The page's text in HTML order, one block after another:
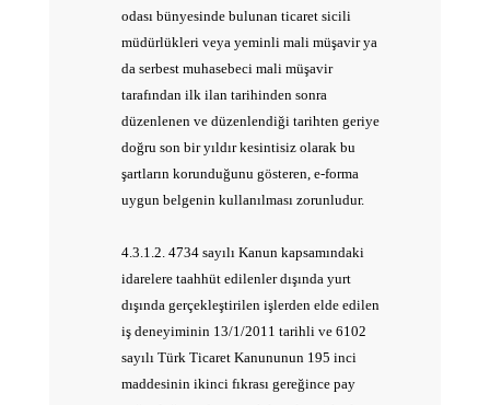
odası bünyesinde bulunan ticaret sicili
müdürlükleri veya yeminli mali müşavir ya
da serbest muhasebeci mali müşavir
tarafından ilk ilan tarihinden sonra
düzenlenen ve düzenlendiği tarihten geriye
doğru son bir yıldır kesintisiz olarak bu
şartların korunduğunu gösteren, e-forma
uygun belgenin kullanılması zorunludur.
4.3.1.2. 4734 sayılı Kanun kapsamındaki
idarelere taahhüt edilenler dışında yurt
dışında gerçekleştirilen işlerden elde edilen
iş deneyiminin 13/1/2011 tarihli ve 6102
sayılı Türk Ticaret Kanununun 195 inci
maddesinin ikinci fıkrası gereğince pay